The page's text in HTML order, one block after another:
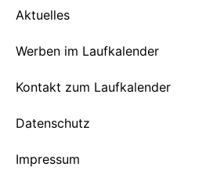
Aktuelles
Werben im Laufkalender
Kontakt zum Laufkalender
Datenschutz
Impressum